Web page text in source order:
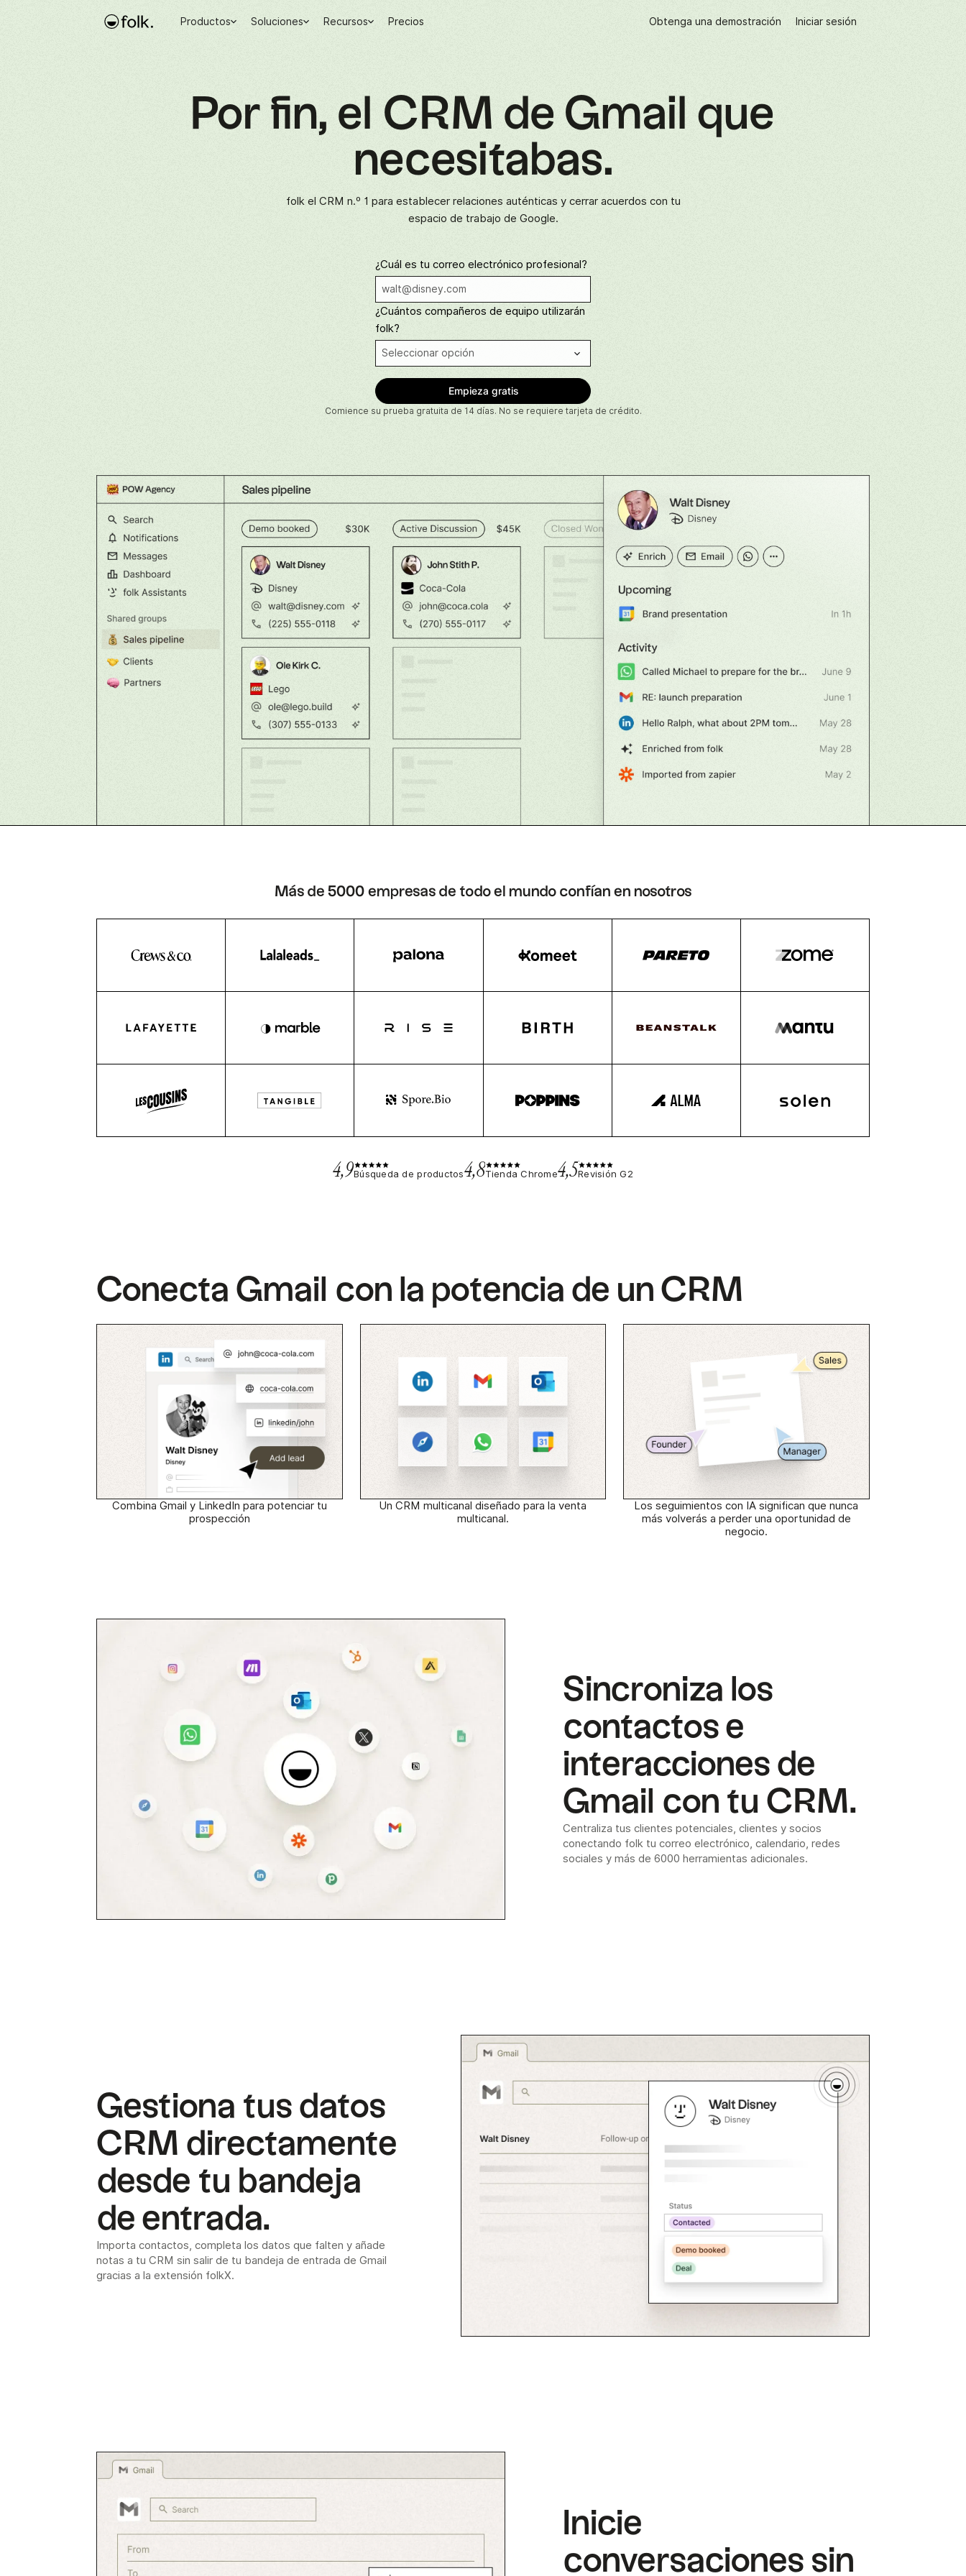
Productos Soluciones Recursos Precios Obtenga una demostración Iniciar sesión
Por fin, el CRM de Gmail que
necesitabas.
folk el CRM n.º 1 para establecer relaciones auténticas y cerrar acuerdos con tu
espacio de trabajo de Google.
¿Cuál es tu correo electrónico profesional?
¿Cuántos compañeros de equipo utilizarán
folk?
Comience su prueba gratuita de 14 días. No se requiere tarjeta de crédito.
Más de 5000 empresas de todo el mundo confían en nosotros
4,9Búsqueda de productos4,8Tienda Chrome4,5Revisión G2
Conecta Gmail con la potencia de un CRM
Combina Gmail y LinkedIn para potenciar tu
prospección
Un CRM multicanal diseñado para la venta
multicanal.
Los seguimientos con IA significan que nunca
más volverás a perder una oportunidad de
negocio.
Sincroniza los
contactos e
interacciones de
Gmail con tu CRM.
Centraliza tus clientes potenciales, clientes y socios
conectando folk tu correo electrónico, calendario, redes
sociales y más de 6000 herramientas adicionales.
Gestiona tus datos
CRM directamente
desde tu bandeja
de entrada.
Importa contactos, completa los datos que falten y añade
notas a tu CRM sin salir de tu bandeja de entrada de Gmail
gracias a la extensión folkX.
Inicie
conversaciones sin